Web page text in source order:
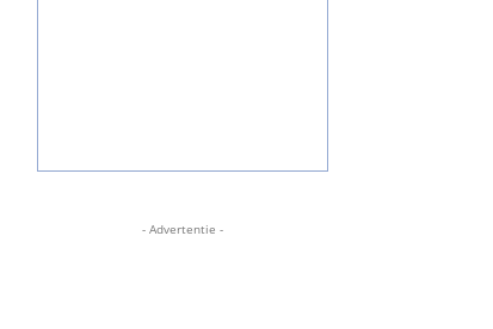
- Advertentie -